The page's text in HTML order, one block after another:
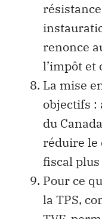
renonce
l’impôt et
La mise
objectifs :
du
réduire le
fiscal
Pour ce
la TPS,